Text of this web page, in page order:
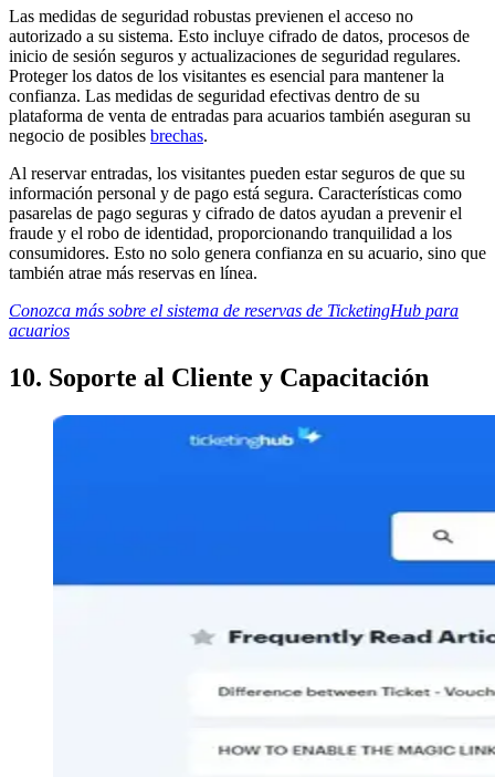
Las medidas de seguridad robustas previenen el acceso no
autorizado a su sistema. Esto incluye cifrado de datos, procesos de
inicio de sesión seguros y actualizaciones de seguridad regulares.
Proteger los datos de los visitantes es esencial para mantener la
confianza. Las medidas de seguridad efectivas dentro de su
plataforma de venta de entradas para acuarios también aseguran su
negocio de posibles brechas.
Al reservar entradas, los visitantes pueden estar seguros de que su
información personal y de pago está segura. Características como
pasarelas de pago seguras y cifrado de datos ayudan a prevenir el
fraude y el robo de identidad, proporcionando tranquilidad a los
consumidores. Esto no solo genera confianza en su acuario, sino que
también atrae más reservas en línea.
Conozca más sobre el sistema de reservas de TicketingHub para
acuarios
10. Soporte al Cliente y Capacitación